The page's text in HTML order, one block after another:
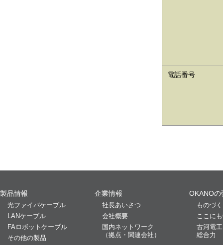
電話番号
製品情報
光ファイバケーブル
LANケーブル
FAロボットケーブル
その他の製品
企業情報
社長あいさつ
会社概要
国内ネットワーク
（拠点・関連会社）
OKANOの
ものづ
ここに
古河電
総合力